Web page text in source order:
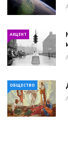
АКЦЕНТ
ОБЩЕСТВО